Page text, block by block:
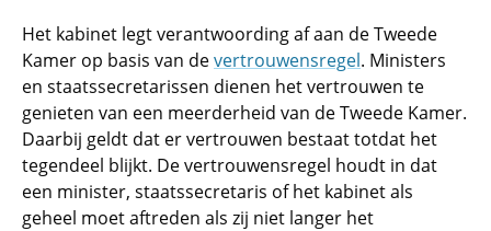
Het kabinet legt verantwoording af aan de Tweede
Kamer op basis van devertrouwensregel. Ministers
en staatssecretarissen dienen het vertrouwen te
genieten van een meerderheid van de Tweede Kamer.
Daarbij geldt dat er vertrouwen bestaat totdat het
tegendeel blijkt. De vertrouwensregel houdt in dat
een minister, staatssecretaris of het kabinet als
geheel moet aftreden als zij niet langer het